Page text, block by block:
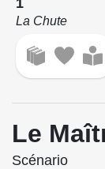
1
La Chute
Le
Scénario